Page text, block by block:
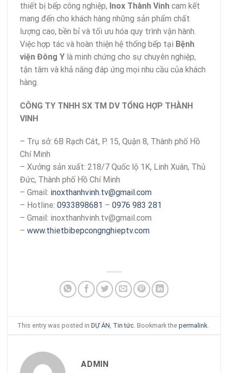
thiết bị bếp công nghiệp, Inox Thành Vinh cam kết
mang đến cho khách hàng những sản phẩm chất
lượng cao, bền bỉ và tối ưu hóa quy trình vận hành.
Việc hợp tác và hoàn thiện hệ thống bếp tại Bệnh
viện Đông Y là minh chứng cho sự chuyên nghiệp,
tận tâm và khả năng đáp ứng mọi nhu cầu của khách
hàng.
CÔNG TY TNHH SX TM DV TỔNG HỢP THÀNH
VINH
– Trụ sở: 6B Rạch Cát, P. 15, Quận 8, Thành phố Hồ
Chí Minh
– Xưởng sản xuất: 218/7 Quốc lộ 1K, Linh Xuân, Thủ
Đức, Thành phố Hồ Chí Minh
– Gmail: inoxthanhvinh.tv@gmail.com
– Hotline: 0933898681 – 0976 983 281
– Gmail: inoxthanhvinh.tv@gmail.com
– www.thietbibepcongnghieptv.com
This entry was posted inDỰ ÁN Tin tức . Bookmark thepermalink
ADMIN